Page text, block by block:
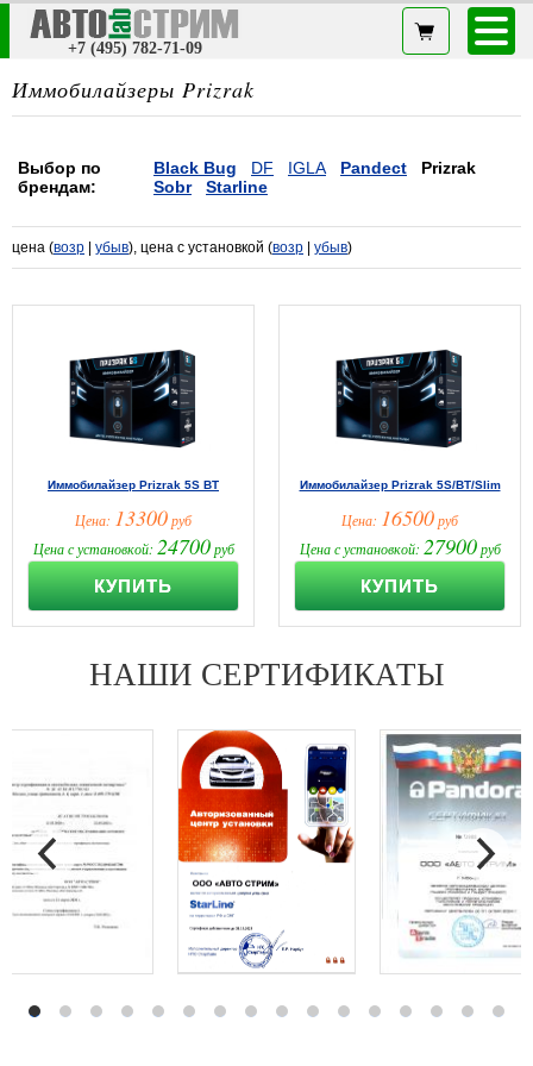
+7 (495) 782-71-09
Иммобилайзеры Prizrak
Выбор по
брендам:
Black Bug DF IGLA Pandect
Prizrak
Sobr
Starline
цена (возр убыв), цена с установкой (возр убыв)
Иммобилайзер Prizrak 5S BT
Цена: 13300руб
Цена с установкой: 24700руб
КУПИТЬ
Иммобилайзер Prizrak 5S/BT/Slim
Цена: 16500руб
Цена с установкой: 27900руб
КУПИТЬ
НАШИ СЕРТИФИКАТЫ